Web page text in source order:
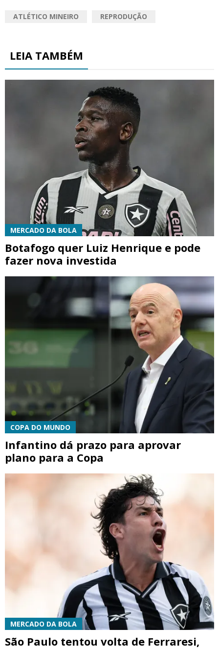
ATLÉTICO MINEIRO REPRODUÇÃO
LEIA TAMBÉM
MERCADO DA BOLA
Botafogo quer Luiz Henrique e pode
fazer nova investida
COPA DO MUNDO
Infantino dá prazo para aprovar
plano para a Copa
MERCADO DA BOLA
São Paulo tentou volta de Ferraresi,